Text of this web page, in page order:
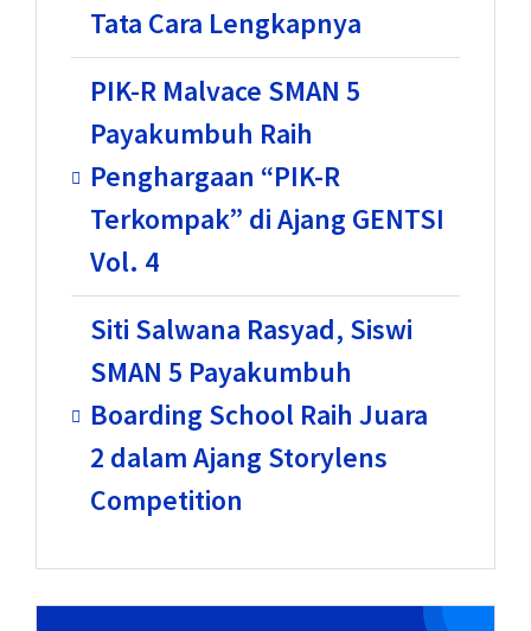
Tata Cara Lengkapnya
PIK-R Malvace SMAN 5
Payakumbuh Raih
Penghargaan “PIK-R
Terkompak” di Ajang GENTSI
Vol. 4
Siti Salwana Rasyad, Siswi
SMAN 5 Payakumbuh
Boarding School Raih Juara
2 dalam Ajang Storylens
Competition